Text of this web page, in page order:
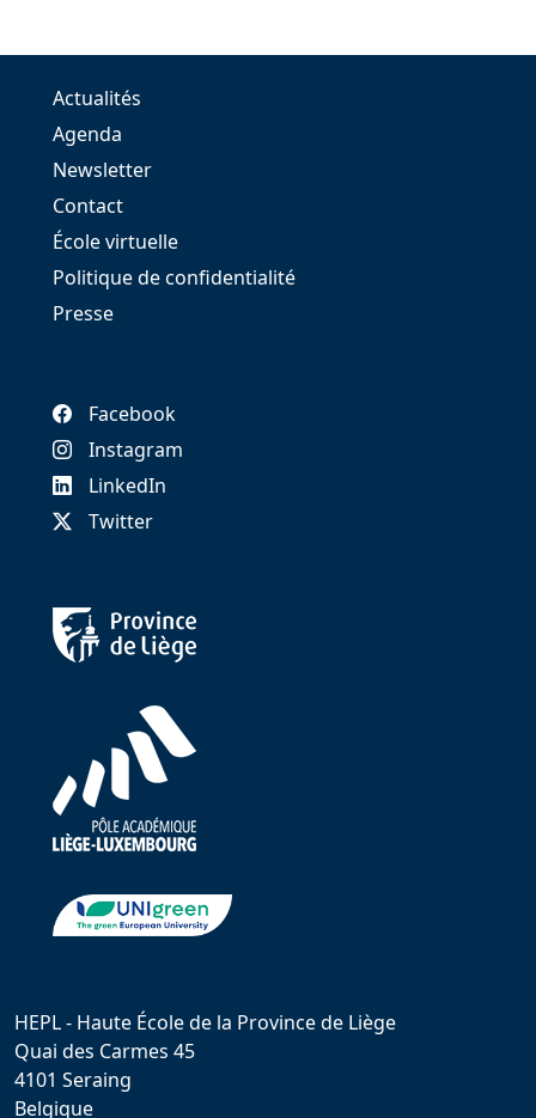
Actualités
Agenda
Newsletter
Contact
École virtuelle
Politique de confidentialité
Presse
Facebook
Instagram
LinkedIn
Twitter
HEPL - Haute École de la Province de Liège
Quai des Carmes 45
4101 Seraing
Belgique